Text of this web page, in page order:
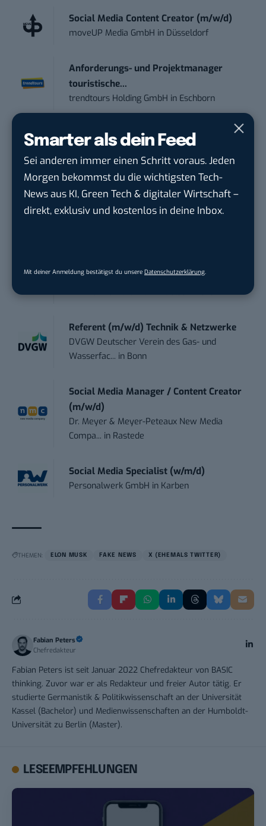
Smarter als dein Feed
Sei anderen immer einen Schritt voraus. Jeden
Morgen bekommst du die wichtigsten Tech-
News aus KI, Green Tech & digitaler Wirtschaft –
direkt, exklusiv und kostenlos in deine Inbox.
Mit deiner Anmeldung bestätigst du unsere Datenschutzerklärung
Social Media Content Creator (m/w/d)
moveUP Media GmbH in Düsseldorf
Anforderungs- und Projektmanager
touristische...
trendtours Holding GmbH in Eschborn
Endpoint Security Engineer – OT (f/m/x)
ZEISS inOberkochen (Baden-Württemberg),
München
Content Manager Agrar (m/w/d)
befristet aufgr...
Social Media Manager (m/w/d)
Referent (m/w/d) Technik & Netzwerke
DVGW Deutscher Verein des Gas- und
Wasserfac... in Bonn
Social Media Manager / Content Creator
(m/w/d)
Dr. Meyer & Meyer-Peteaux New Media
Compa... in Rastede
Social Media Specialist (w/m/d)
Personalwerk GmbH in Karben
THEMEN: ELON MUSK FAKE NEWS X (EHEMALS TWITTER)
Fabian Peters
Chefredakteur
Fabian Peters ist seit Januar 2022 Chefredakteur von BASIC
thinking. Zuvor war er als Redakteur und freier Autor tätig. Er
studierte Germanistik & Politikwissenschaft an der Universität
Kassel (Bachelor) und Medienwissenschaften an der Humboldt-
Universität zu Berlin (Master).
LESEEMPFEHLUNGEN